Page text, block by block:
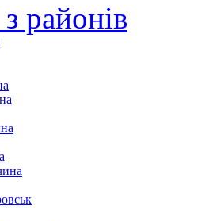
районів